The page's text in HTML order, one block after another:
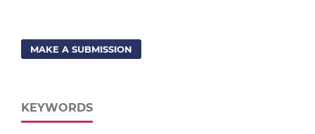
MAKE A SUBMISSION
KEYWORDS